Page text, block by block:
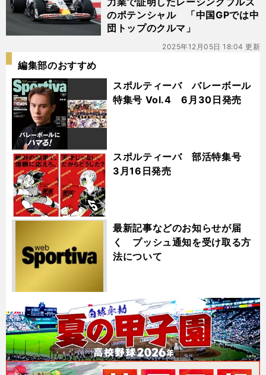
のポテンシャル 「中国GPでは中
団トップのクルマ」
2025年12月05日 18:04 更新
編集部のおすすめ
スポルティーバ バレーボール
特集号 Vol.4 6月30日発売
スポルティーバ 部活特集号
3月16日発売
最新記事などのお知らせが届
く プッシュ通知を受け取る方
法について